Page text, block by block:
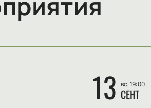
13 вс, 19:00
СЕНТ